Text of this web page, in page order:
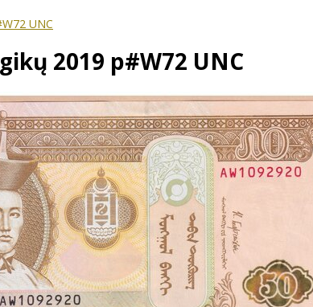
UNC
2019 p#W72 UNC